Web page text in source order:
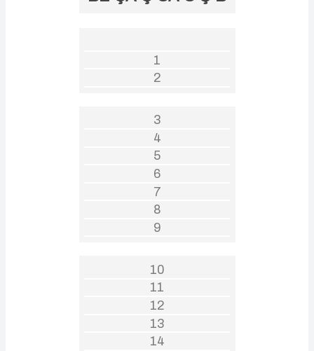
1
2
3
4
5
6
7
8
9
10
11
12
13
14